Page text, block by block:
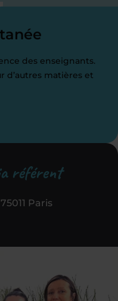
des enseignants.
d’autres matières et
référent
Paris